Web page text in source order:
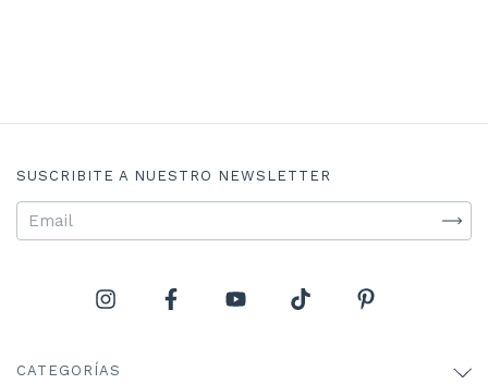
SUSCRIBITE A NUESTRO NEWSLETTER
CATEGORÍAS